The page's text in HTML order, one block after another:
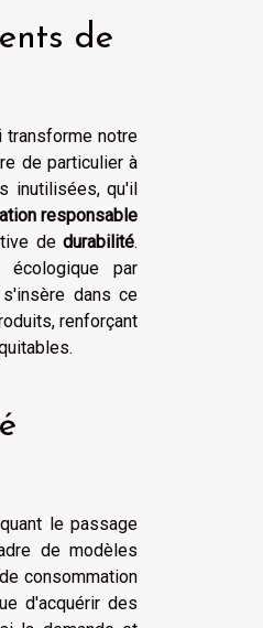
de
notre
de particulier à
inutilisées, qu'il
responsable
de durabilité.
écologique par
dans ce
renforçant
le passage
de modèles
consommation
d'acquérir des